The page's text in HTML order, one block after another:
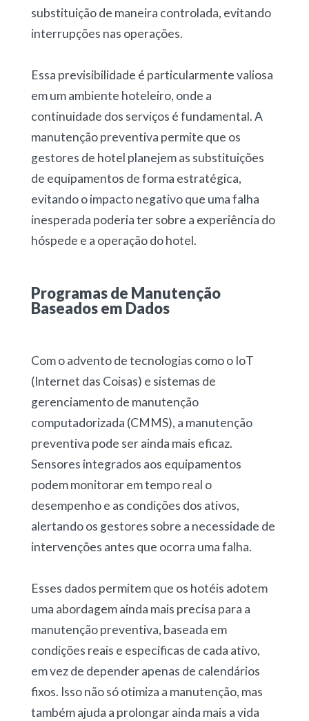
substituição de maneira controlada, evitando
interrupções nas operações.
Essa previsibilidade é particularmente valiosa
em um ambiente hoteleiro, onde a
continuidade dos serviços é fundamental. A
manutenção preventiva permite que os
gestores de hotel planejem as substituições
de equipamentos de forma estratégica,
evitando o impacto negativo que uma falha
inesperada poderia ter sobre a experiência do
hóspede e a operação do hotel.
Programas de Manutenção
Baseados em Dados
Com o advento de tecnologias como o IoT
(Internet das Coisas) e sistemas de
gerenciamento de manutenção
computadorizada (CMMS), a manutenção
preventiva pode ser ainda mais eficaz.
Sensores integrados aos equipamentos
podem monitorar em tempo real o
desempenho e as condições dos ativos,
alertando os gestores sobre a necessidade de
intervenções antes que ocorra uma falha.
Esses dados permitem que os hotéis adotem
uma abordagem ainda mais precisa para a
manutenção preventiva, baseada em
condições reais e específicas de cada ativo,
em vez de depender apenas de calendários
fixos. Isso não só otimiza a manutenção, mas
também ajuda a prolongar ainda mais a vida